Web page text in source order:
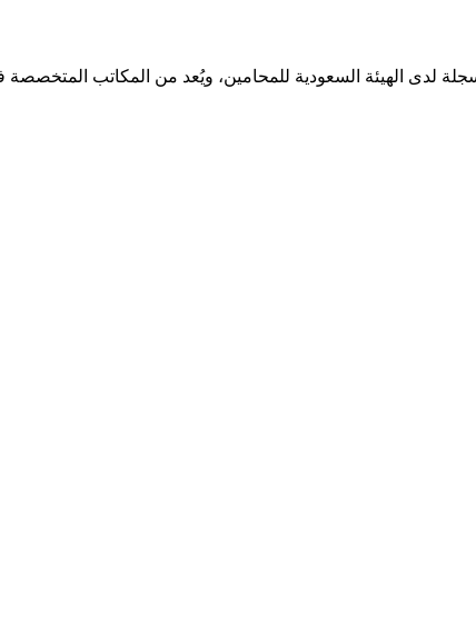
لدى الهيئة السعودية للمحامين، ويُعد من المكاتب المتخصصة